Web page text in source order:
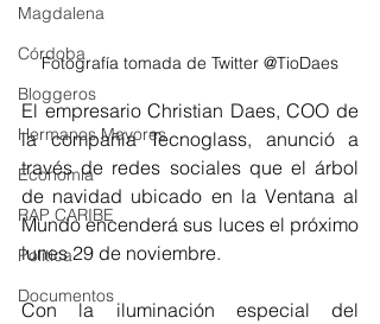
Magdalena
Córdoba
Bloggeros
Hermanos Mayores
Economía
RAP CARIBE
Política
Documentos
Fotografía tomada de Twitter @TioDaes
El empresario Christian Daes, COO de
la compañía Tecnoglass, anunció a
través de redes sociales que el árbol
de navidad ubicado en la Ventana al
Mundo encenderá sus luces el próximo
lunes 29 de noviembre.
Con la iluminación especial del